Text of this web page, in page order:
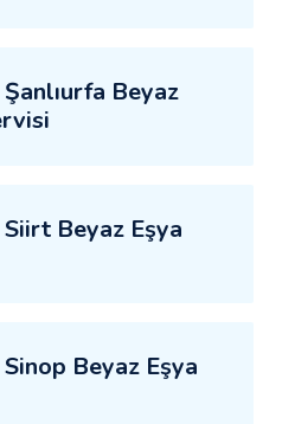
Beyaz
Beyaz Eşya
Beyaz Eşya